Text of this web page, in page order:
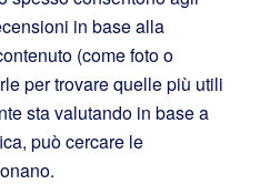
in base alla
(come foto o
per trovare quelle più utili
sta valutando in base a
può cercare le